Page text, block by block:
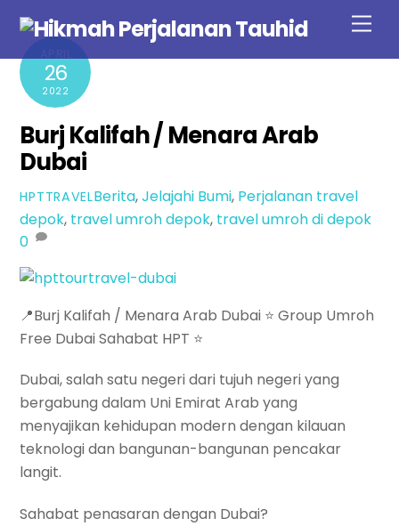
contentAPRIL
26
2022
Burj Kalifah / Menara Arab
Dubai
HPTTRAVELBerita,Jelajahi Bumi, Perjalanan travel
depok, travel umroh depok, travel umroh di depok
0
📍Burj Kalifah / Menara Arab Dubai ⭐️ Group Umroh
Free Dubai Sahabat HPT ⭐️
Dubai, salah satu negeri dari tujuh negeri yang
bergabung dalam Uni Emirat Arab yang
menyajikan kehidupan modern dengan kilauan
teknologi dan bangunan-bangunan pencakar
langit.
Sahabat penasaran dengan Dubai?